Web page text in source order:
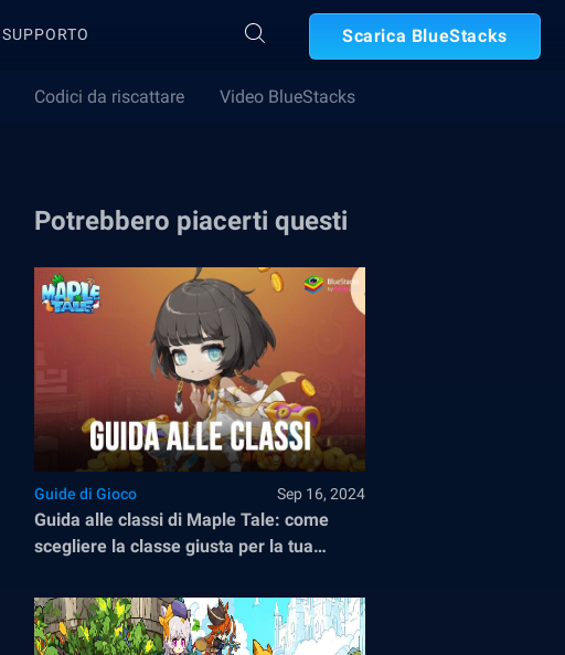
SUPPORTO Scarica BlueStacks
Codici da riscattare Video BlueStacks
Potrebbero piacerti questi
Guide di Gioco Sep 16, 2024
Guida alle classi di Maple Tale: come
scegliere la classe giusta per la tua